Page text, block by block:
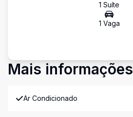
1 Suíte
1 Vaga
Mais informações
Ar Condicionado